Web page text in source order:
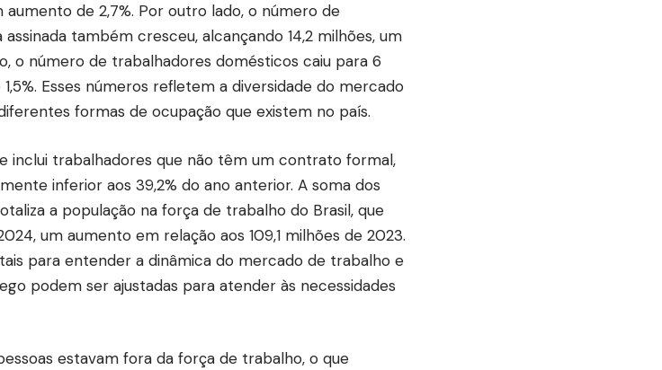
de 2,7%. Por outro lado, o número de
também cresceu, alcançando 14,2 milhões, um
o número de trabalhadores domésticos caiu para 6
Esses números refletem a diversidade do mercado
formas de ocupação que existem no país.
inclui trabalhadores que não têm um contrato formal,
inferior aos 39,2% do ano anterior. A soma dos
a população na força de trabalho do Brasil, que
um aumento em relação aos 109,1 milhões de 2023.
para entender a dinâmica do mercado de trabalho e
podem ser ajustadas para atender às necessidades
estavam fora da força de trabalho, o que